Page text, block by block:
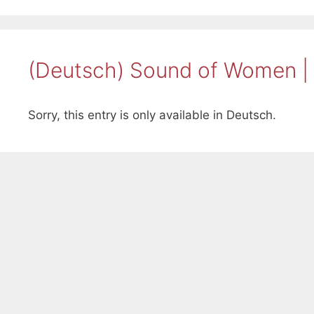
(Deutsch) Sound of Women
Sorry, this entry is only available in Deutsch.